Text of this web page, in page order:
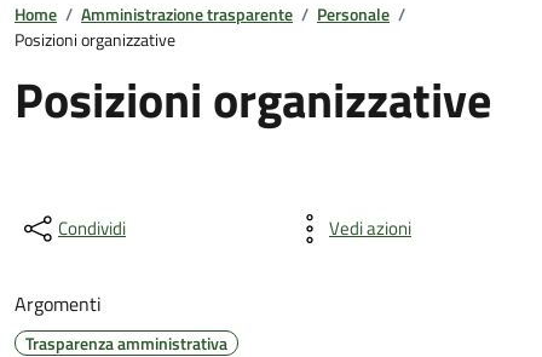
Home / Amministrazione trasparente / Personale /
Posizioni organizzative
Posizioni organizzative
Condividi Vedi azioni
Argomenti
Trasparenza amministrativa